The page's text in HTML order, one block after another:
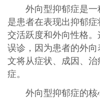
外向型抑郁症是
是患者在表现出抑郁
交活跃度和外向性格
误诊，因为患者的外
文将从症状、成因、
症。
外向型抑郁症的核